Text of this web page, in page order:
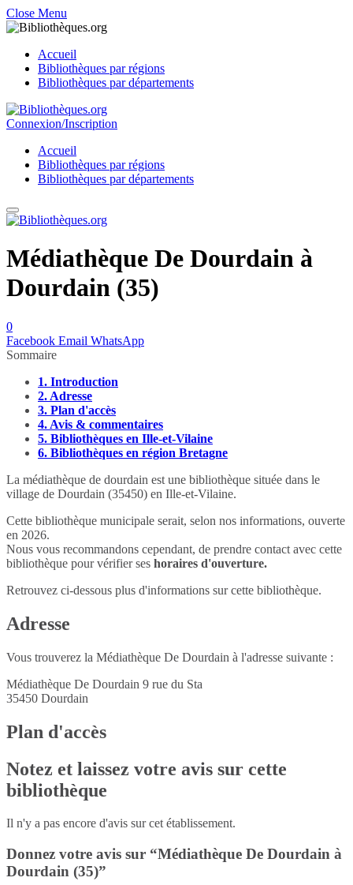
Close Menu
Accueil
Bibliothèques par régions
Bibliothèques par départements
Connexion/Inscription
Accueil
Bibliothèques par régions
Bibliothèques par départements
Médiathèque De Dourdain à
Dourdain (35)
0
Facebook Email WhatsApp
Sommaire
1. Introduction
2. Adresse
3. Plan d'accès
4. Avis & commentaires
5. Bibliothèques en Ille-et-Vilaine
6. Bibliothèques en région Bretagne
La médiathèque de dourdain est une bibliothèque située dans le
village de Dourdain (35450) en Ille-et-Vilaine.
Cette bibliothèque municipale serait, selon nos informations, ouverte
en 2026.
Nous vous recommandons cependant, de prendre contact avec cette
bibliothèque pour vérifier ses horaires d'ouverture.
Retrouvez ci-dessous plus d'informations sur cette bibliothèque.
Adresse
Vous trouverez la Médiathèque De Dourdain à l'adresse suivante :
Médiathèque De Dourdain 9 rue du Sta
35450 Dourdain
Plan d'accès
Notez et laissez votre avis sur cette
bibliothèque
Il n'y a pas encore d'avis sur cet établissement.
Donnez votre avis sur “Médiathèque De Dourdain à
Dourdain (35)”